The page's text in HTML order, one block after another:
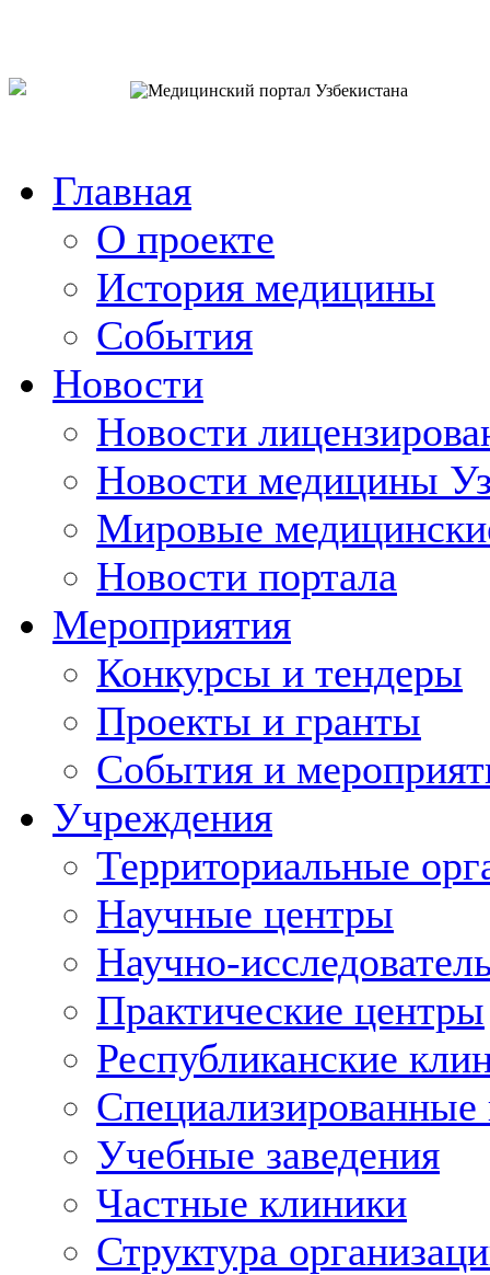
Главная
О проекте
История медицины
События
Новости
Новости
Новости медицины
Мировые
Новости портала
Мероприятия
Конкурсы и тендеры
Проекты и гранты
События и
Учреждения
Территориальные
Научные центры
Научно-
Практические центры
Республиканские
Учебные заведения
Частные клиники
Структура